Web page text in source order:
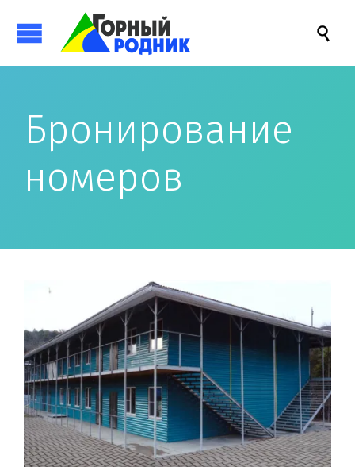

Бронирование
номеров